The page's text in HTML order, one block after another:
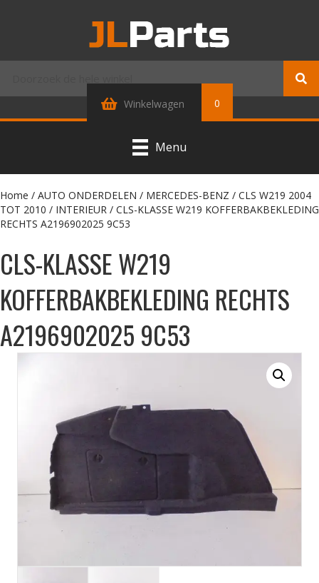
Winkelwagen 0
Menu
Home / AUTO ONDERDELEN / MERCEDES-BENZ / CLS W219 2004
TOT 2010 / INTERIEUR / CLS-KLASSE W219 KOFFERBAKBEKLEDING
RECHTS A2196902025 9C53
CLS-KLASSE W219
KOFFERBAKBEKLEDING RECHTS
A2196902025 9C53